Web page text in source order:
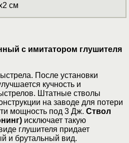
см
с имитатором глушителя
После установки
кучность и
Штатные стволы
на заводе для потери
мощность под 3 Дж. Ствол
исключает такую
глушителя придает
и брутальный вид.